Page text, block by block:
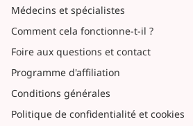
Médecins et spécialistes
Comment cela fonctionne-t-il ?
Foire aux questions et contact
Programme d'affiliation
Conditions générales
Politique de confidentialité et cookies